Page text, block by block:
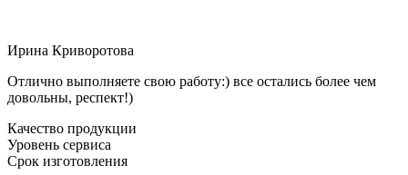
Ирина Криворотова
Отлично выполняете свою работу:) все остались более чем
довольны, респект!)
Качество продукции
Уровень сервиса
Срок изготовления